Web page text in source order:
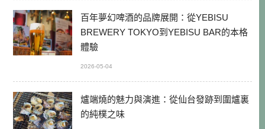
百年夢幻啤酒的品牌展開：從YEBISU
BREWERY TOKYO到YEBISU BAR的本格
體驗
2026-05-04
爐端燒的魅力與演進：從仙台發跡到圍爐裏
的純樸之味